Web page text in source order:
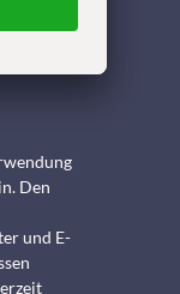
Den
und E-